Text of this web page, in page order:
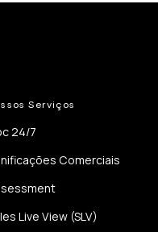
Serviços
24/7
Comerciais
Live View (SLV)